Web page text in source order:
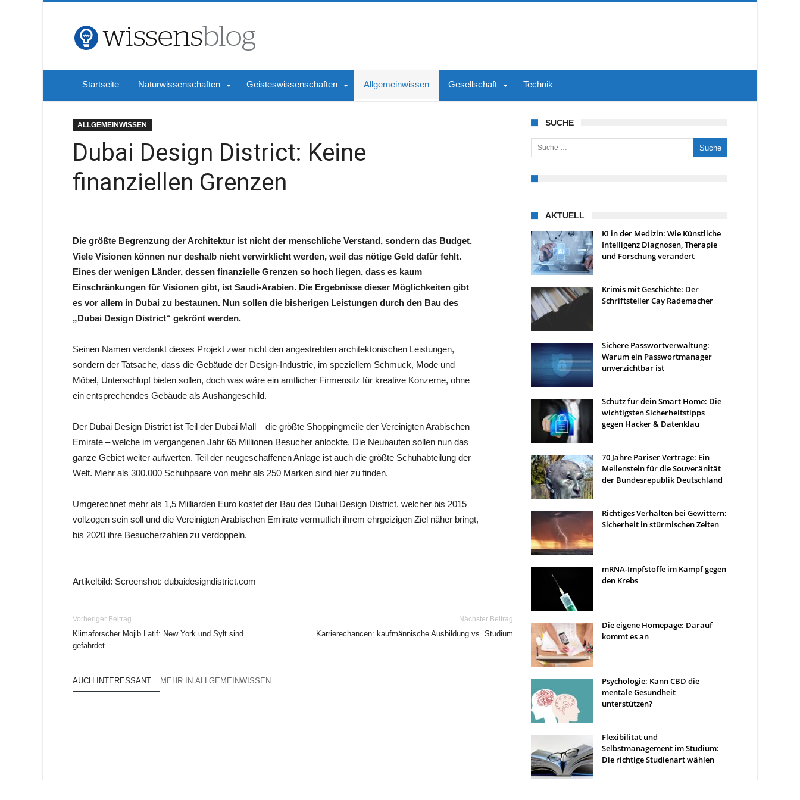
Startseite Naturwissenschaften Geisteswissenschaften Allgemeinwissen Gesellschaft Technik
ALLGEMEINWISSEN
Dubai Design District: Keine
finanziellen Grenzen
Die größte Begrenzung der Architektur ist nicht der menschliche Verstand, sondern das Budget.
Viele Visionen können nur deshalb nicht verwirklicht werden, weil das nötige Geld dafür fehlt.
Eines der wenigen Länder, dessen finanzielle Grenzen so hoch liegen, dass es kaum
Einschränkungen für Visionen gibt, ist Saudi-Arabien. Die Ergebnisse dieser Möglichkeiten gibt
es vor allem in Dubai zu bestaunen. Nun sollen die bisherigen Leistungen durch den Bau des
„Dubai Design District“ gekrönt werden.
Seinen Namen verdankt dieses Projekt zwar nicht den angestrebten architektonischen Leistungen,
sondern der Tatsache, dass die Gebäude der Design-Industrie, im speziellem Schmuck, Mode und
Möbel, Unterschlupf bieten sollen, doch was wäre ein amtlicher Firmensitz für kreative Konzerne, ohne
ein entsprechendes Gebäude als Aushängeschild.
Der Dubai Design District ist Teil der Dubai Mall – die größte Shoppingmeile der Vereinigten Arabischen
Emirate – welche im vergangenen Jahr 65 Millionen Besucher anlockte. Die Neubauten sollen nun das
ganze Gebiet weiter aufwerten. Teil der neugeschaffenen Anlage ist auch die größte Schuhabteilung der
Welt. Mehr als 300.000 Schuhpaare von mehr als 250 Marken sind hier zu finden.
Umgerechnet mehr als 1,5 Milliarden Euro kostet der Bau des Dubai Design District, welcher bis 2015
vollzogen sein soll und die Vereinigten Arabischen Emirate vermutlich ihrem ehrgeizigen Ziel näher bringt,
bis 2020 ihre Besucherzahlen zu verdoppeln.
Artikelbild: Screenshot: dubaidesigndistrict.com
Vorheriger Beitrag
Klimaforscher Mojib Latif: New York und Sylt sind
gefährdet
Nächster Beitrag
Karrierechancen: kaufmännische Ausbildung vs. Studium
AUCH INTERESSANT MEHR IN ALLGEMEINWISSEN
SUCHE
Suche nach:
AKTUELL
KI in der Medizin: Wie Künstliche
Intelligenz Diagnosen, Therapie
und Forschung verändert
Krimis mit Geschichte: Der
Schriftsteller Cay Rademacher
Sichere Passwortverwaltung:
Warum ein Passwortmanager
unverzichtbar ist
Schutz für dein Smart Home: Die
wichtigsten Sicherheitstipps
gegen Hacker & Datenklau
70 Jahre Pariser Verträge: Ein
Meilenstein für die Souveränität
der Bundesrepublik Deutschland
Richtiges Verhalten bei Gewittern:
Sicherheit in stürmischen Zeiten
mRNA-Impfstoffe im Kampf gegen
den Krebs
Die eigene Homepage: Darauf
kommt es an
Psychologie: Kann CBD die
mentale Gesundheit
unterstützen?
Flexibilität und
Selbstmanagement im Studium:
Die richtige Studienart wählen